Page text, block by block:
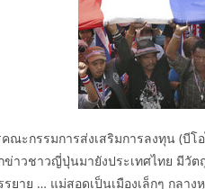
ะกรรมการส่งเสริมการลงทุน (บีโ
าวชาวญี่ปุ่นมายังประเทศไทย มีวัต
ยาย … แม่สอดเป็นเมืองเล็กๆ กล